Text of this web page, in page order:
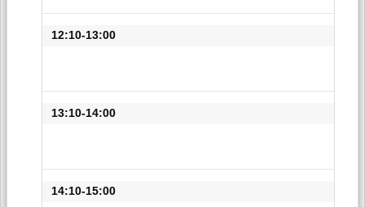
12:10-13:00
13:10-14:00
14:10-15:00